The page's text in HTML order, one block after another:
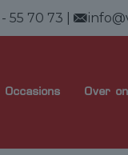
55 70 73
Occasions Over